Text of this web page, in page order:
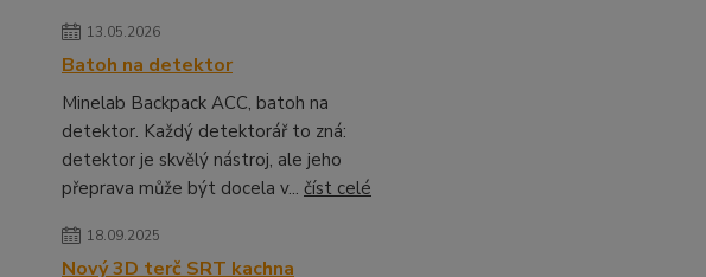
13.05.2026
Batoh na detektor
Minelab Backpack ACC, batoh na
detektor. Každý detektorář to zná:
detektor je skvělý nástroj, ale jeho
přeprava může být docela v... číst celé
18.09.2025
Nový 3D terč SRT kachna